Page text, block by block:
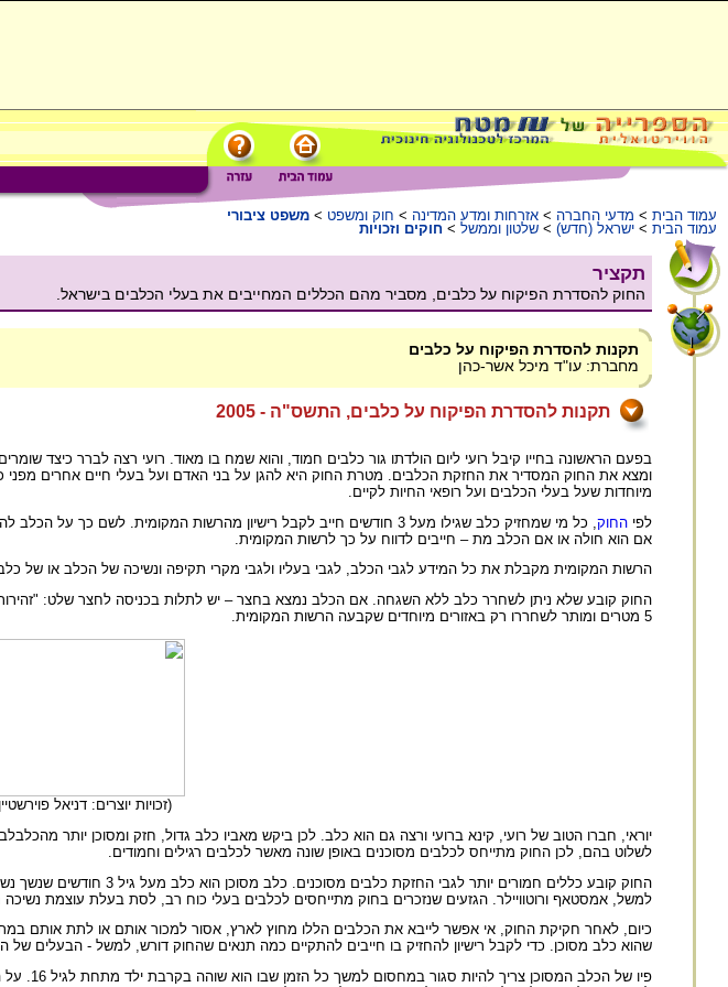
עמוד הבית > מדעי החברה > אזרחות ומדע המדינה > חוק ומשפט > משפט ציבורי
עמוד הבית > ישראל (חדש) > שלטון וממשל > חוקים וזכויות
תקציר
החוק להסדרת הפיקוח על כלבים, מסביר מהם הכללים המחייבים את בעלי הכלבים בישראל.
תקנות להסדרת הפיקוח על כלבים
מחברת: עו"ד מיכל אשר-כהן
תקנות להסדרת הפיקוח על כלבים, התשס"ה - 2005
בפעם הראשונה בחייו קיבל רועי ליום הולדתו גור כלבים חמוד, והוא שמח בו מאוד. רועי רצה לברר כיצד
ומצא את החוק המסדיר את החזקת הכלבים. מטרת החוק היא להגן על בני האדם ועל בעלי חיים אחרים
מיוחדות שעל בעלי הכלבים ועל רופאי החיות לקיים.
לפי החוק
, כל מי שמחזיק כלב שגילו מעל 3 חודשים חייב לקבל רישיון מהרשות
אם הוא חולה או אם הכלב מת – חייבים לדווח על כך לרשות המקומית.
הרשות המקומית מקבלת את כל המידע לגבי הכלב, לגבי בעליו ולגבי מקרי תקיפה ונשיכה של הכלב או של
החוק קובע שלא ניתן לשחרר כלב ללא השגחה. אם הכלב נמצא בחצר – יש לתלות בכניסה לחצר שלט:
5 מטרים ומותר לשחררו רק באזורים מיוחדים שקבעה הרשות המקומית.
(זכויות יוצרים: דניאל
יוראי, חברו הטוב של רועי, קינא ברועי ורצה גם הוא כלב. לכן ביקש מאביו כלב גדול, חזק ומסוכן יותר
לשלוט בהם, לכן החוק מתייחס לכלבים מסוכנים באופן שונה מאשר לכלבים רגילים וחמודים.
למשל, אמסטאף ורוטוויילר. הגזעים שנזכרים בחוק מתייחסים לכלבים בעלי כוח רב, לסת בעלת עוצמת
כיום, לאחר חקיקת החוק, אי אפשר לייבא את הכלבים הללו מחוץ לארץ, אסור למכור אותם או לתת אותם
שהוא כלב מסוכן. כדי לקבל רישיון להחזיק בו חייבים להתקיים כמה תנאים שהחוק דורש, למשל - הבעלים של הכלב המסוכן חייב
פיו של